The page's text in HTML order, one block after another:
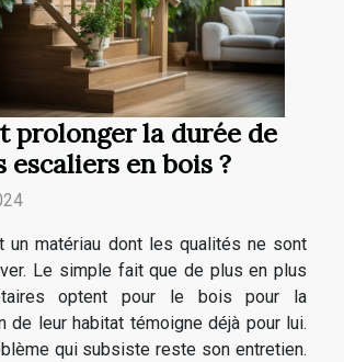
prolonger la durée de
escaliers en bois ?
un matériau dont les qualités ne sont
Le simple fait que de plus en plus
optent pour le bois pour la
de leur habitat témoigne déjà pour lui.
qui subsiste reste son entretien.